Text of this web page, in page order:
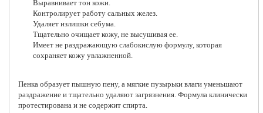
Выравнивает тон кожи.
Контролирует работу сальных желез.
Удаляет излишки себума.
Тщательно очищает кожу, не высушивая ее.
Имеет не раздражающую слабокислую формулу, которая
сохраняет кожу увлажненной.
Пенка образует пышную пену, а мягкие пузырьки влаги уменьшают
раздражение и тщательно удаляют загрязнения. Формула клинически
протестирована и не содержит спирта.